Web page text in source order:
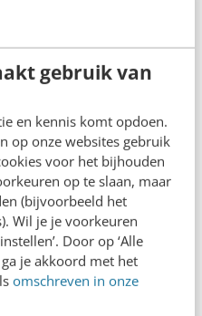
gebruik van
en kennis komt opdoen.
op onze websites gebruik
voor het bijhouden
op te slaan, maar
(bijvoorbeeld het
Wil je je voorkeuren
Door op ‘Alle
je akkoord met het
omschreven in onze
in Nederland